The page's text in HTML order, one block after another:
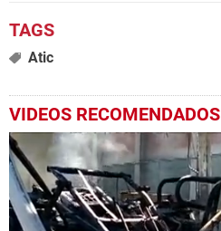
Atic
VIDEOS RECOMENDADOS